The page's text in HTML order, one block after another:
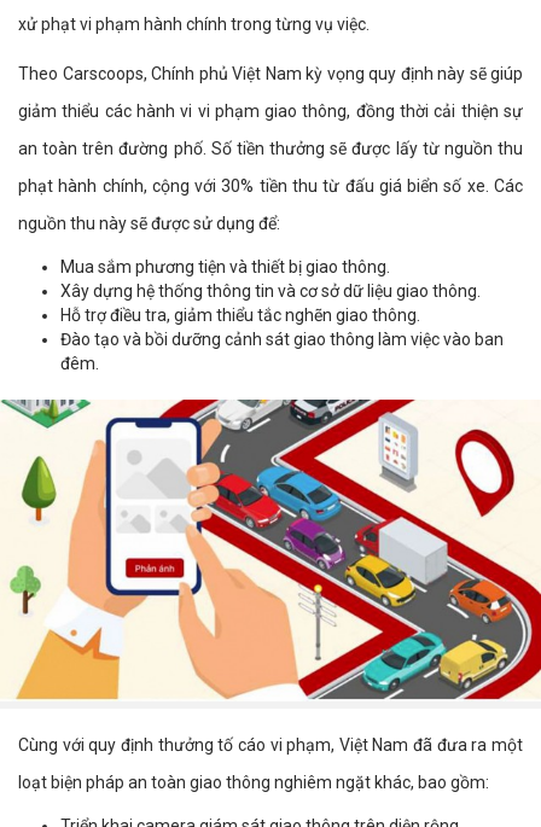
xử phạt vi phạm hành chính trong từng vụ việc.
Theo Carscoops, Chính phủ Việt Nam kỳ vọng quy định này sẽ giúp
giảm thiểu các hành vi vi phạm giao thông, đồng thời cải thiện sự
an toàn trên đường phố. Số tiền thưởng sẽ được lấy từ nguồn thu
phạt hành chính, cộng với 30% tiền thu từ đấu giá biển số xe. Các
nguồn thu này sẽ được sử dụng để:
Mua sắm phương tiện và thiết bị giao thông.
Xây dựng hệ thống thông tin và cơ sở dữ liệu giao thông.
Hỗ trợ điều tra, giảm thiểu tắc nghẽn giao thông.
Đào tạo và bồi dưỡng cảnh sát giao thông làm việc vào ban
đêm.
Cùng với quy định thưởng tố cáo vi phạm, Việt Nam đã đưa ra một
loạt biện pháp an toàn giao thông nghiêm ngặt khác, bao gồm: